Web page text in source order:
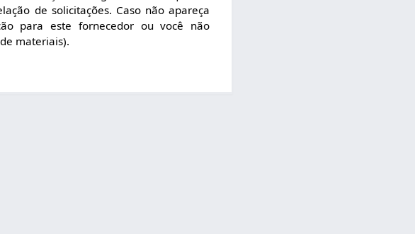
de solicitações. Caso não apareça
para este fornecedor ou você não
materiais).